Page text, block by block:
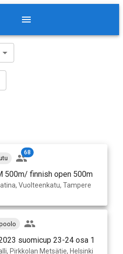
68
500m/ finnish open 500m
Vuolteenkatu, Tampere
suomicup 23-24 osa 1
Pirkkolan Metsätie, Helsinki